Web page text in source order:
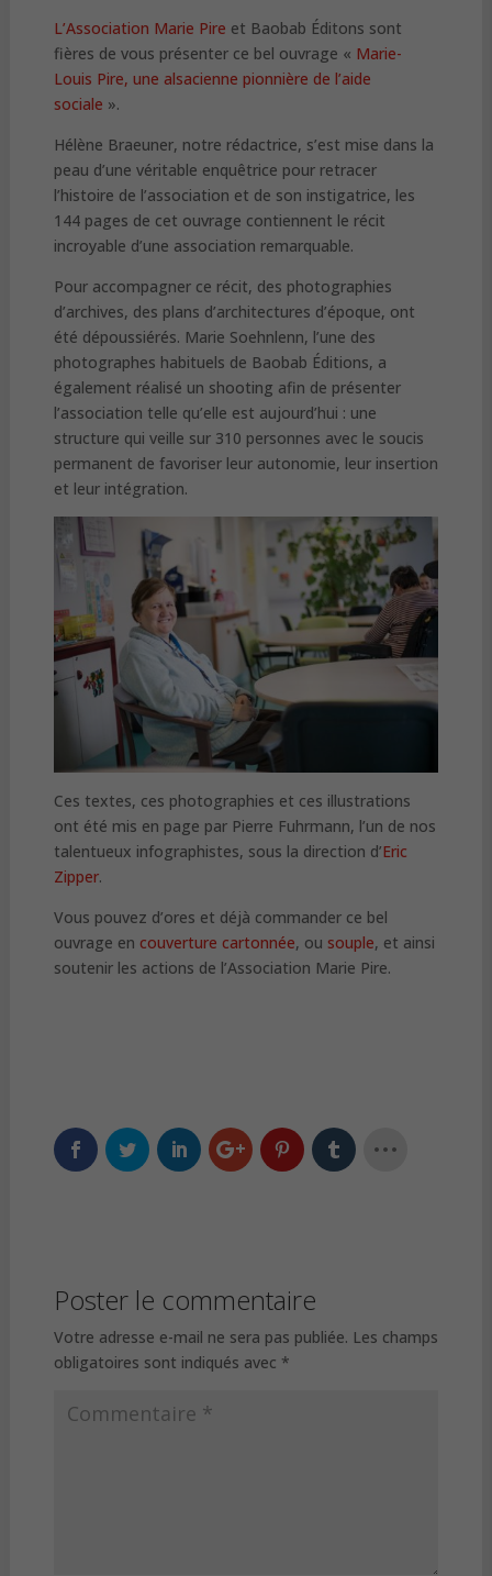
L’Association Marie Pire et Baobab Éditons sont
fières de vous présenter ce bel ouvrage « Marie-
Louis Pire, une alsacienne pionnière de l’aide
sociale ».
Hélène Braeuner, notre rédactrice, s’est mise dans la
peau d’une véritable enquêtrice pour retracer
l’histoire de l’association et de son instigatrice, les
144 pages de cet ouvrage contiennent le récit
incroyable d’une association remarquable.
Pour accompagner ce récit, des photographies
d’archives, des plans d’architectures d’époque, ont
été dépoussiérés. Marie Soehnlenn, l’une des
photographes habituels de Baobab Éditions, a
également réalisé un shooting afin de présenter
l’association telle qu’elle est aujourd’hui : une
structure qui veille sur 310 personnes avec le soucis
permanent de favoriser leur autonomie, leur insertion
et leur intégration.
Ces textes, ces photographies et ces illustrations
ont été mis en page par Pierre Fuhrmann, l’un de nos
talentueux infographistes, sous la direction d’Eric
Zipper.
Vous pouvez d’ores et déjà commander ce bel
ouvrage en couverture cartonnée, ou souple, et ainsi
soutenir les actions de l’Association Marie Pire.
Poster le commentaire
Votre adresse e-mail ne sera pas publiée. Les champs
obligatoires sont indiqués avec *